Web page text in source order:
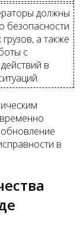
должны
безопасности
а также
с
в
в